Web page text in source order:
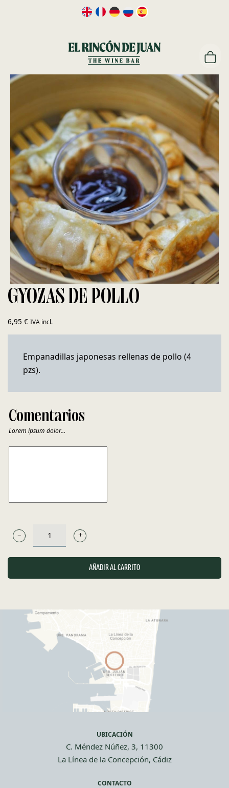
GYOZAS DE POLLO
6,95 € IVA incl.
Empanadillas japonesas rellenas de pollo (4
pzs).
Comentarios
Lorem ipsum dolor…
GYOZAS
POLLO
AÑADIR AL CARRITO
UBICACIÓN
C. Méndez Núñez, 3, 11300
La Línea de la Concepción, Cádiz
CONTACTO